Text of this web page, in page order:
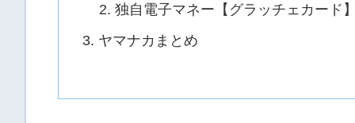
独自電子マネー【グラッチェカード】
ヤマナカまとめ